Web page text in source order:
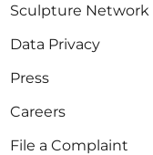
Sculpture Network
Data Privacy
Press
Careers
File a Complaint